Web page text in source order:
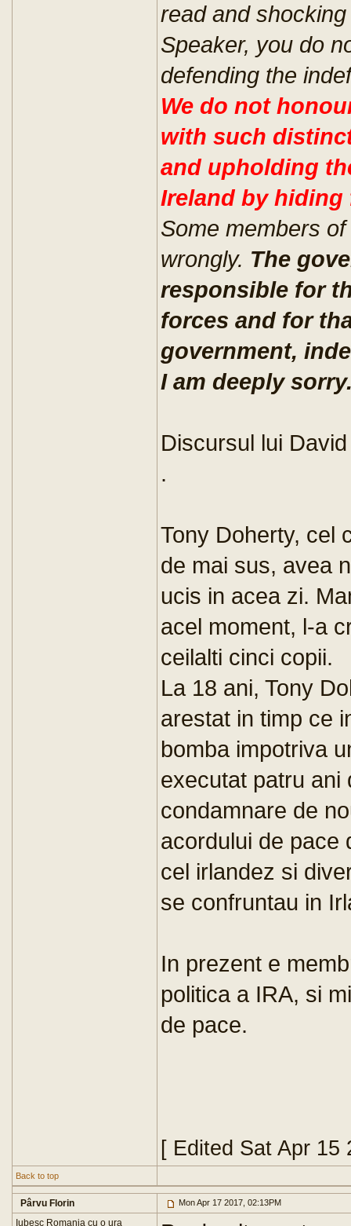
read and
Speaker, you do
defending the
We do not
with such
and upholding
Ireland by
Some members
wrongly. The
responsible for
forces and for
government,
I am deeply
Discursul lui
.
Tony Doherty, cel
de mai sus, avea
ucis in acea zi.
acel moment, l-a
ceilalti cinci copii.
La 18 ani, Tony
arestat in timp ce
bomba impotriva
executat patru ani
condamnare de
acordului de pace
cel irlandez si
se confruntau in
In prezent e
politica a IRA, si
de pace.
[ Edited Sat Apr 15
Back to top
Pârvu Florin Mon Apr 17 2017, 02:13PM
Iubesc Romania cu o ura